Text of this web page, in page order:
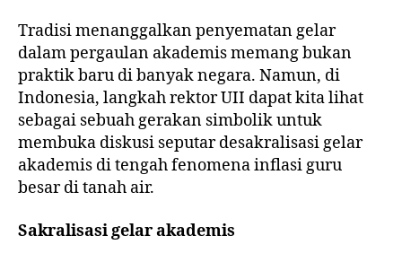
Tradisi menanggalkan penyematan gelar
dalam pergaulan akademis memang bukan
praktik baru di banyak negara. Namun, di
Indonesia, langkah rektor UII dapat kita lihat
sebagai sebuah gerakan simbolik untuk
membuka diskusi seputar desakralisasi gelar
akademis di tengah fenomena inflasi guru
besar di tanah air.
Sakralisasi gelar akademis